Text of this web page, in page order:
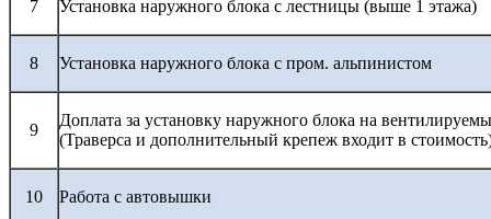
7 Установка наружного блока с лестницы (выше 1 этажа)
8 Установка наружного блока с пром. альпинистом
9
Доплата за установку наружного блока на
(Траверса и дополнительный крепеж входит в
10 Работа с автовышки